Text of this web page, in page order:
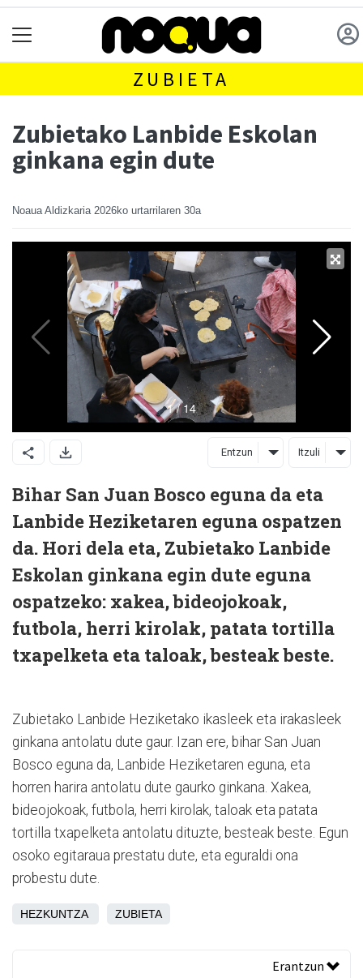
ZUBIETA
Zubietako Lanbide Eskolan
ginkana egin dute
Noaua Aldizkaria 2026ko urtarrilaren 30a
Entzun Itzuli
Bihar San Juan Bosco eguna da eta
Lanbide Heziketaren eguna ospatzen
da. Hori dela eta, Zubietako Lanbide
Eskolan ginkana egin dute eguna
ospatzeko: xakea, bideojokoak,
futbola, herri kirolak, patata tortilla
txapelketa eta taloak, besteak beste.
Zubietako Lanbide Heziketako ikasleek eta irakasleek
ginkana antolatu dute gaur. Izan ere, bihar San Juan
Bosco eguna da, Lanbide Heziketaren eguna, eta
horren harira antolatu dute gaurko ginkana. Xakea,
bideojokoak, futbola, herri kirolak, taloak eta patata
tortilla txapelketa antolatu dituzte, besteak beste. Egun
osoko egitaraua prestatu dute, eta eguraldi ona
probestu dute.
HEZKUNTZA ZUBIETA
Erantzun